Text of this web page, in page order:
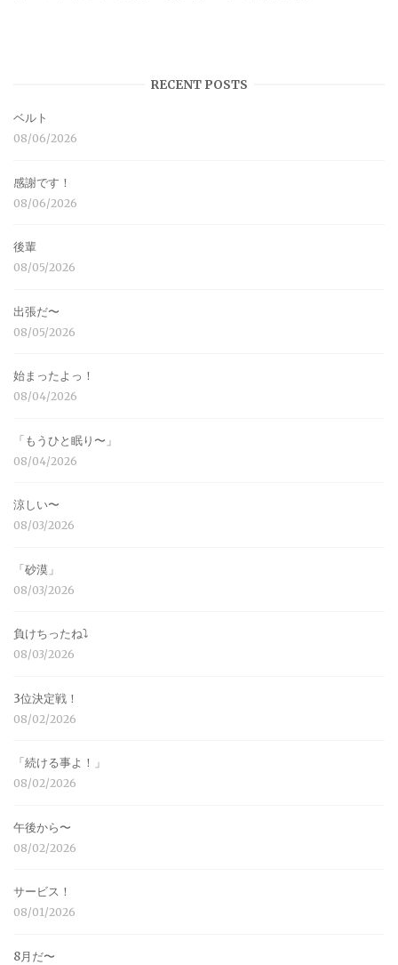
RECENT POSTS
ベルト
08/06/2026
感謝です！
08/06/2026
後輩
08/05/2026
出張だ〜
08/05/2026
始まったよっ！
08/04/2026
「もうひと眠り〜」
08/04/2026
涼しい〜
08/03/2026
「砂漠」
08/03/2026
負けちったね⤵︎
08/03/2026
3位決定戦！
08/02/2026
「続ける事よ！」
08/02/2026
午後から〜
08/02/2026
サービス！
08/01/2026
8月だ〜